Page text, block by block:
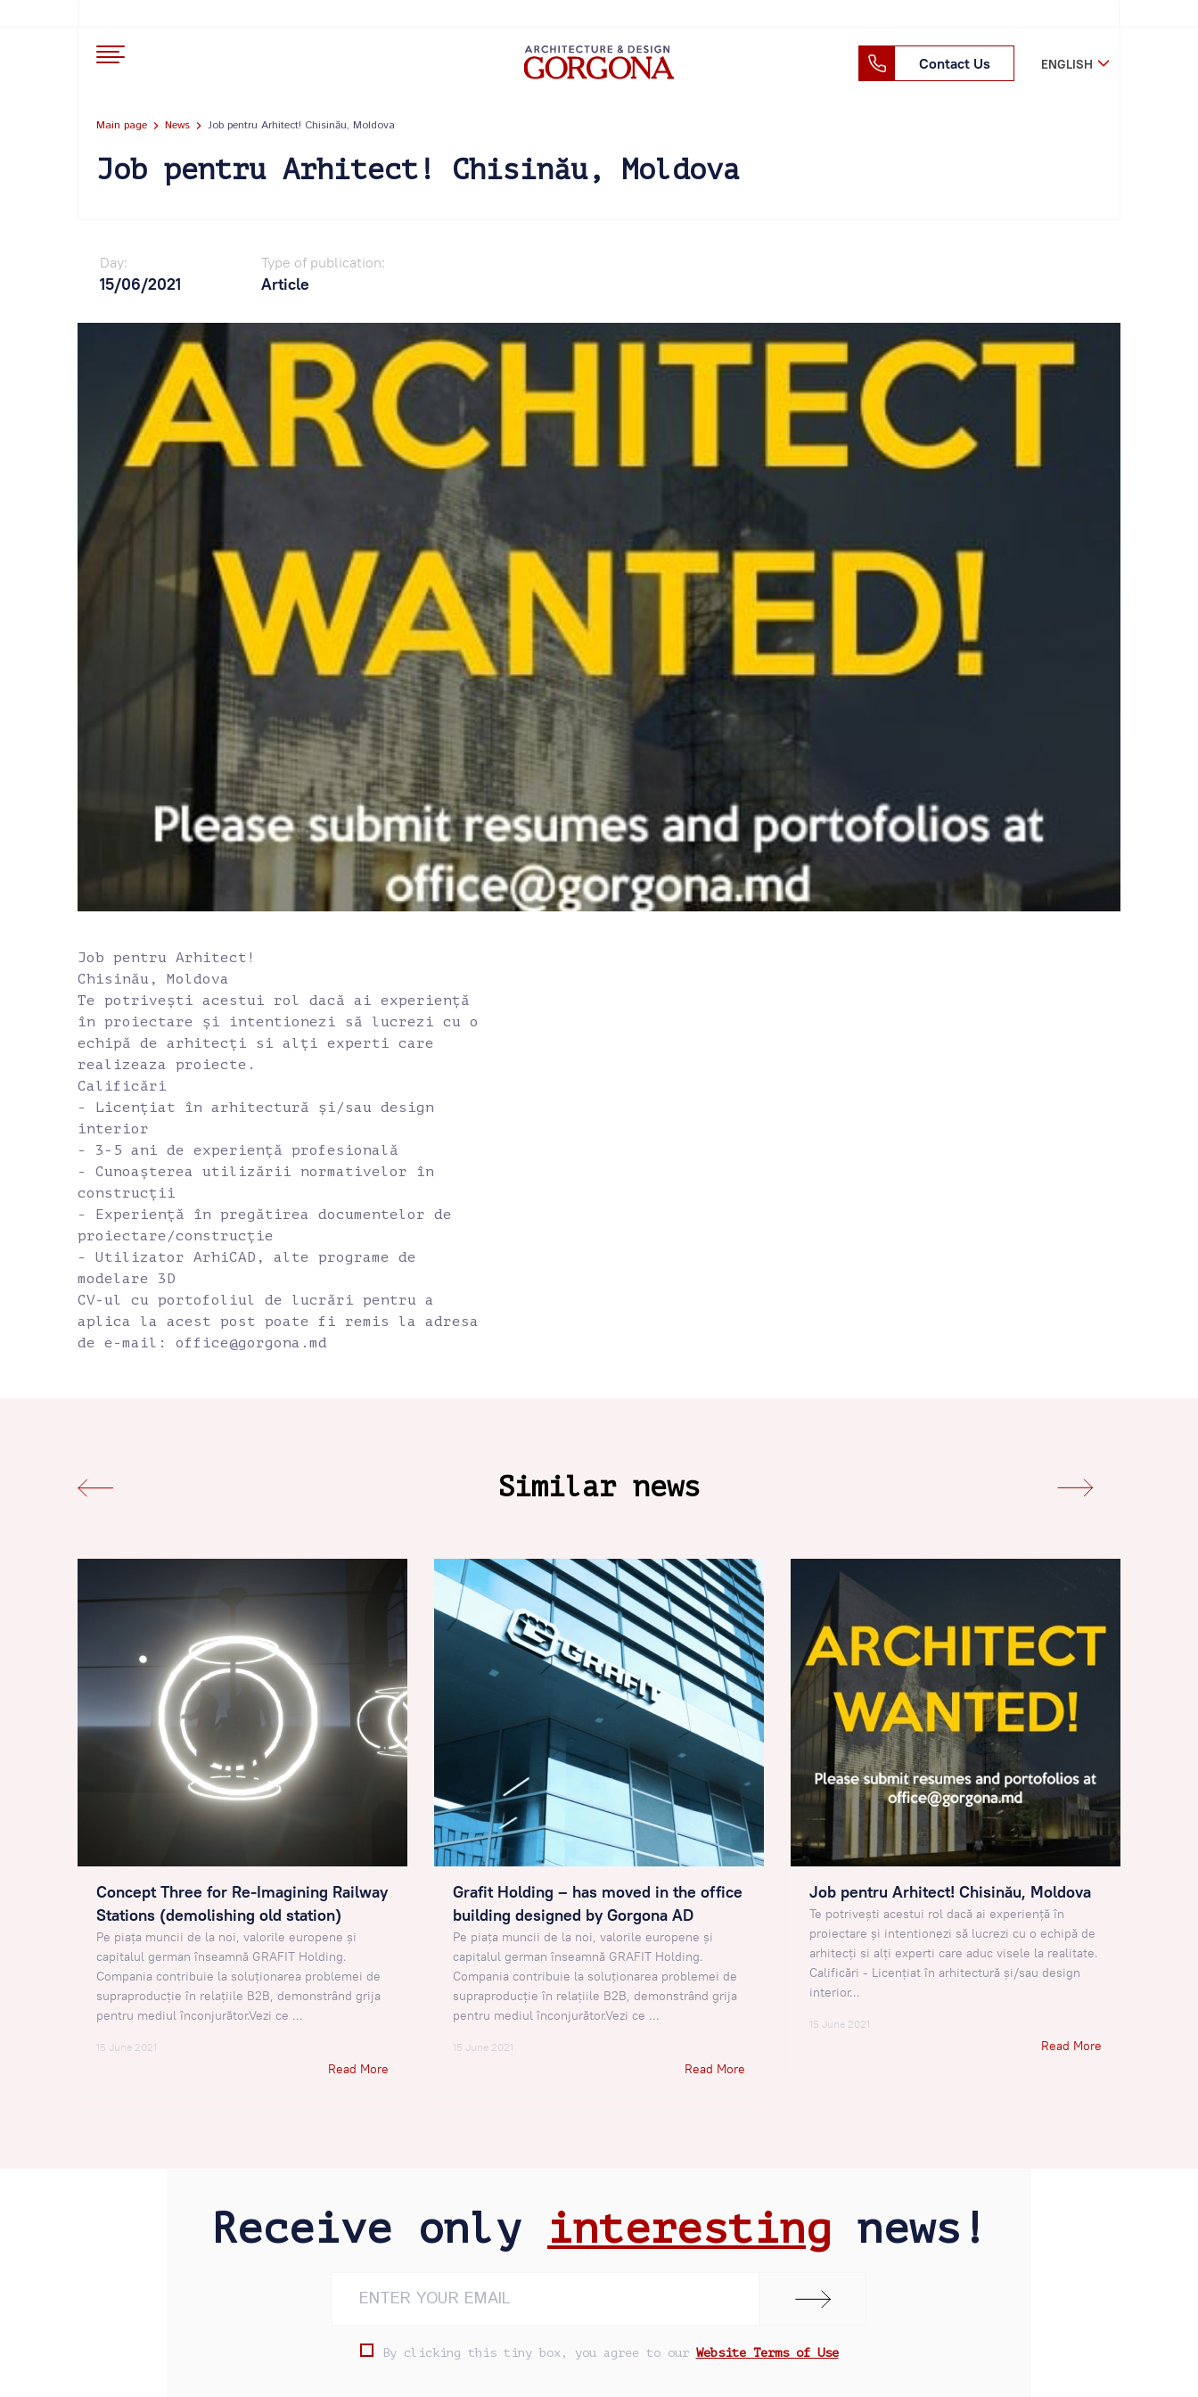
Contact Us ENGLISH
Main page News Job pentru Arhitect! Chisinău, Moldova
Job pentru Arhitect! Chisinău, Moldova
Day:
15/06/2021
Type of publication:
Article
Job pentru Arhitect!
Chisinău, Moldova
Te potrivești acestui rol dacă ai experiență
în proiectare și intentionezi să lucrezi cu o
echipă de arhitecți si alți experti care
realizeaza proiecte.
Calificări
- Licențiat în arhitectură și/sau design
interior
- 3-5 ani de experiență profesională
- Cunoașterea utilizării normativelor în
construcții
- Experiență în pregătirea documentelor de
proiectare/construcție
- Utilizator ArhiCAD, alte programe de
modelare 3D
CV-ul cu portofoliul de lucrări pentru a
aplica la acest post poate fi remis la adresa
de e-mail: office@gorgona.md
Similar news
Concept Three for Re-Imagining Railway
Stations (demolishing old station)
Pe piața muncii de la noi, valorile europene și
capitalul german înseamnă GRAFIT Holding.
Compania contribuie la soluționarea problemei de
supraproducție în relațiile B2B, demonstrând grija
pentru mediul înconjurător.Vezi ce ...
15 June 2021
Read More
Grafit Holding – has moved in the office
building designed by Gorgona AD
Pe piața muncii de la noi, valorile europene și
capitalul german înseamnă GRAFIT Holding.
Compania contribuie la soluționarea problemei de
supraproducție în relațiile B2B, demonstrând grija
pentru mediul înconjurător.Vezi ce ...
15 June 2021
Read More
Job pentru Arhitect! Chisinău, Moldova
Te potrivești acestui rol dacă ai experiență în
proiectare și intentionezi să lucrezi cu o echipă de
arhitecți si alți experti care aduc visele la realitate.
Calificări - Licențiat în arhitectură și/sau design
interior...
15 June 2021
Read More
Receive only interesting news!
By clicking this tiny box, you agree to our Website Terms of Use